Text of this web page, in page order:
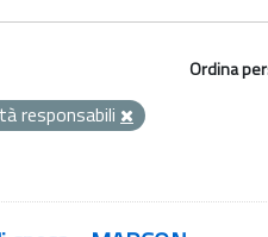
Ordina per
responsabili